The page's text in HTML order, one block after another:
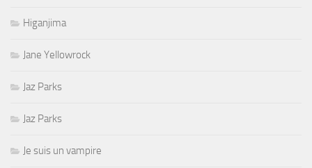
Higanjima
Jane Yellowrock
Jaz Parks
Jaz Parks
Je suis un vampire